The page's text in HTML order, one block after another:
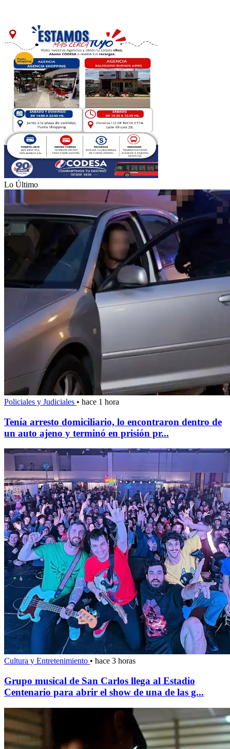
Lo Último
Policiales y Judiciales • hace 1 hora
Tenía arresto domiciliario, lo encontraron dentro de
un auto ajeno y terminó en prisión pr...
Cultura y Entretenimiento • hace 3 horas
Grupo musical de San Carlos llega al Estadio
Centenario para abrir el show de una de las g...